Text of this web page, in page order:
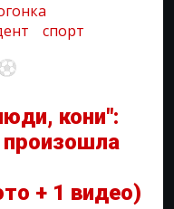
спорт
кони":
произошла
+ 1 видео)